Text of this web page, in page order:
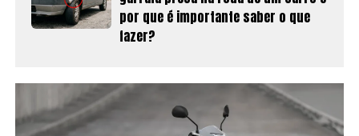
por que é importante saber o que
fazer?